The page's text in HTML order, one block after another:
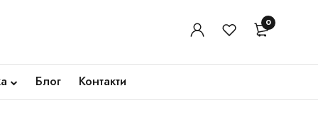
0
Блог Контакти